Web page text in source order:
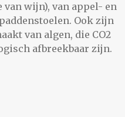
wijn), van appel- en
Ook zijn
van algen, die CO2
afbreekbaar zijn.